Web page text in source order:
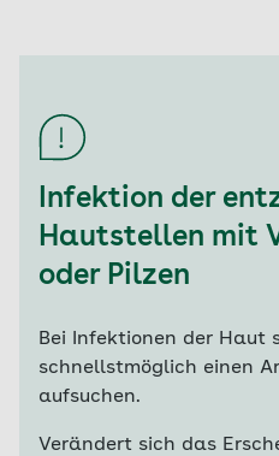
Infektion der
Hautstellen mit
oder Pilzen
Bei Infektionen der Haut
schnellstmöglich einen
aufsuchen.
Verändert sich das